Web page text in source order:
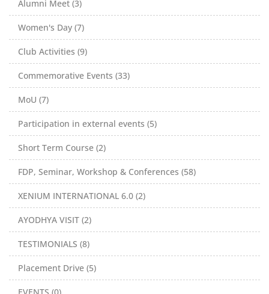
Alumni Meet (3)
Women's Day (7)
Club Activities (9)
Commemorative Events (33)
MoU (7)
Participation in external events (5)
Short Term Course (2)
FDP, Seminar, Workshop & Conferences (58)
XENIUM INTERNATIONAL 6.0 (2)
AYODHYA VISIT (2)
TESTIMONIALS (8)
Placement Drive (5)